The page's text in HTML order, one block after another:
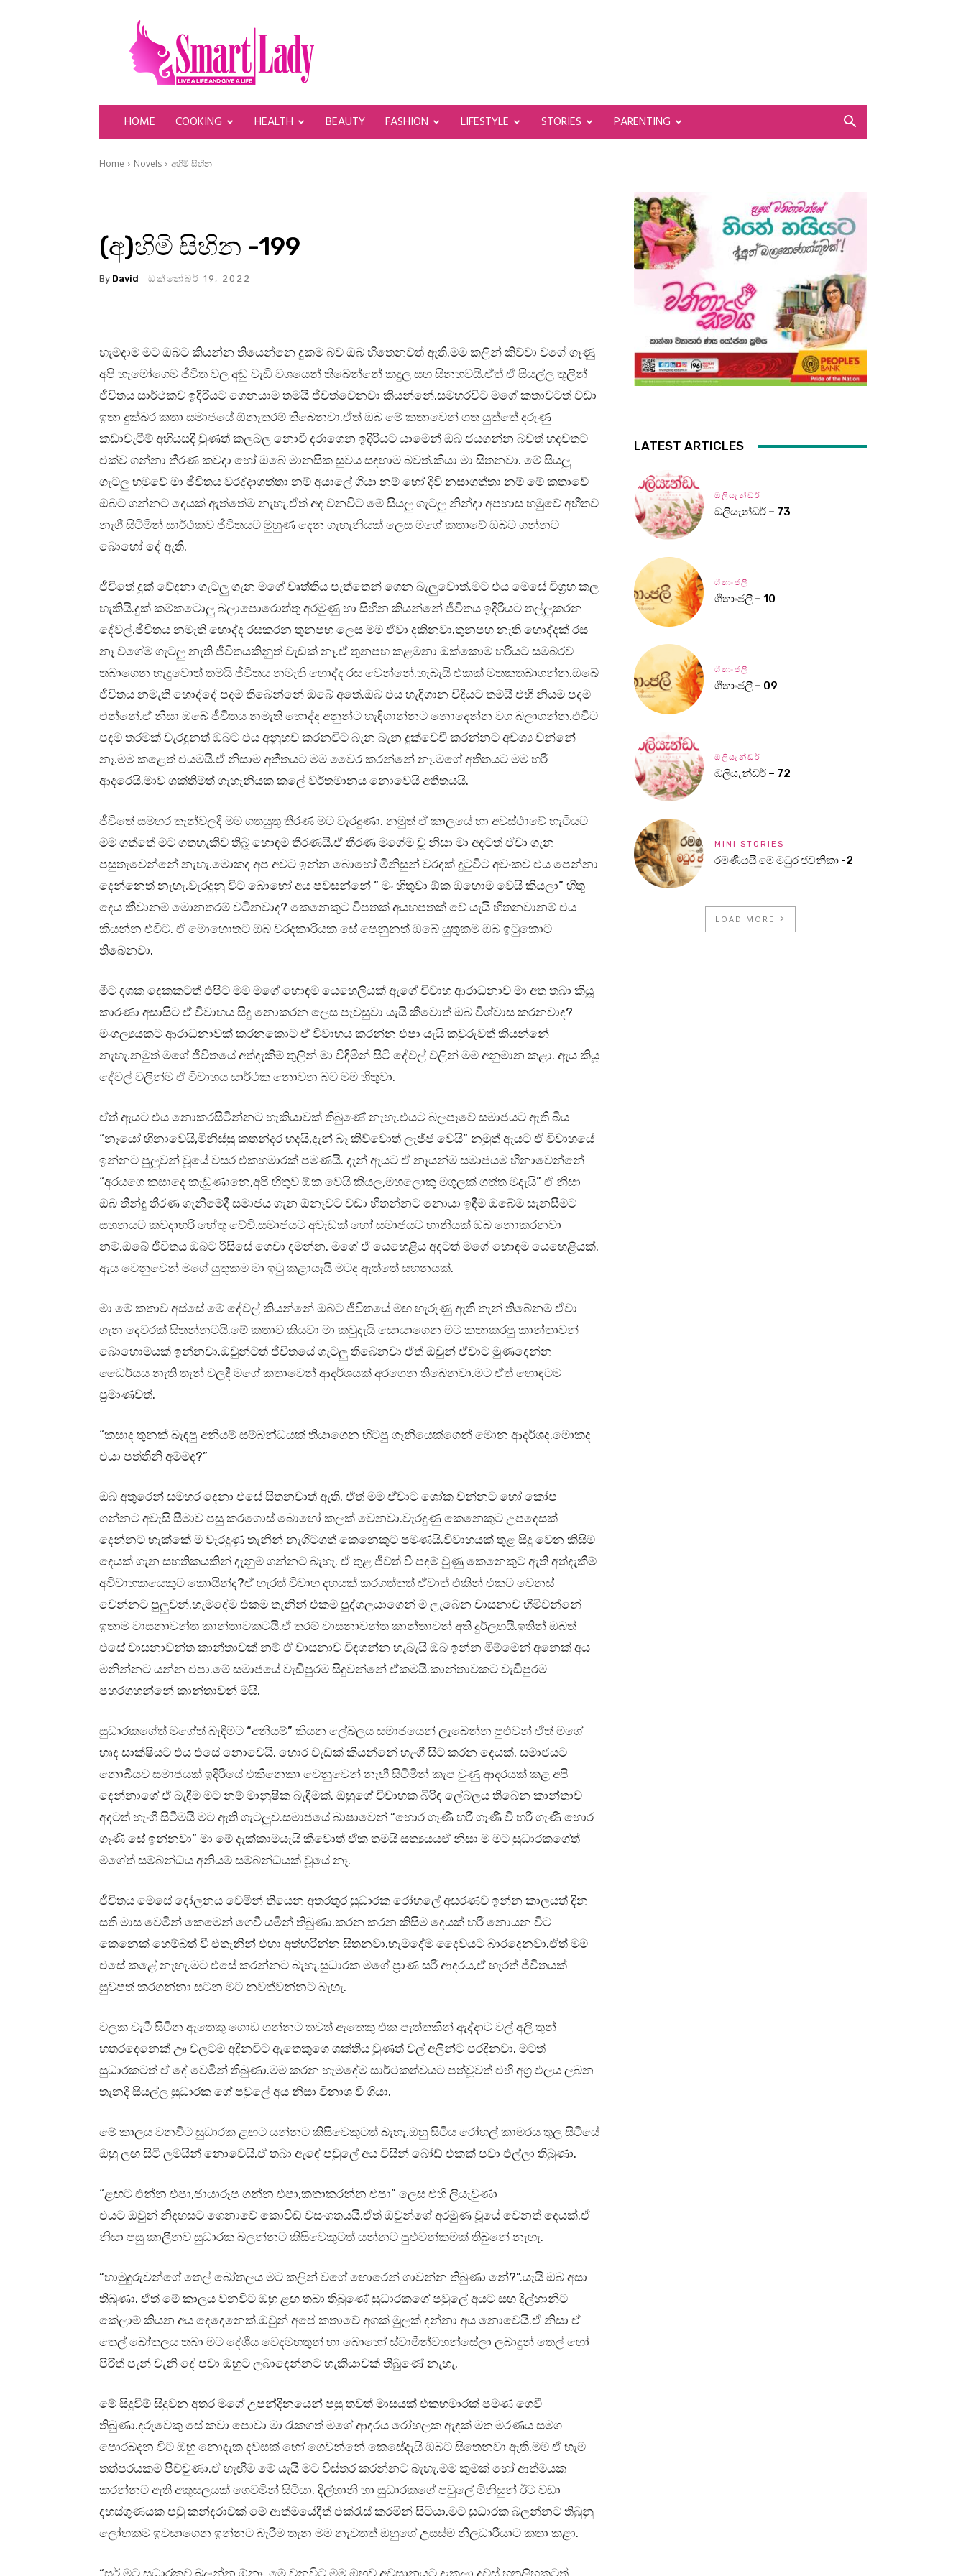
SmartLady
HOME COOKING HEALTH BEAUTY FASHION LIFESTYLE STORIES PARENTING
Home Novels අහිමි සිහින
(අ)හිමි සිහින -199
By David ඔක්තෝබර් 19, 2022
හැමදාම මට ඔබට කියන්න තියෙන්නෙ දුකම බව ඔබ හිතෙනවත් ඇති.මම කලින් කිව්වා වගේ ගෑණු
අපි හැමෝගෙම ජීවිත වල අඩු වැඩි වශයෙන් තිබෙන්නේ කඳුල සහ සිනහවයි.ඒත් ඒ සියල්ල තුලින්
ජීවිතය සාර්ථකව ඉදිරියට ගෙනයාම තමයි ජීවත්වෙනවා කියන්නේ.සමහරවිට මගේ කතාවටත් වඩා
ඉතා දුක්බර කතා සමාජයේ ඕනෑතරම් තිබෙනවා.ඒත් ඔබ මේ කතාවෙන් ගත යුත්තේ දරුණු
කඩාවැටීම් අභියසදී වුණත් කලබල නොවී දරාගෙන ඉදිරියට යාමෙන් ඔබ ජයගන්න බවත් හදවතට
එක්ව ගන්නා තීරණ කවදා හෝ ඔබේ මානසික සුවය සඳහාම බවත්.කියා මා සිතනවා. මේ සියලු
ගැටලු හමුවේ මා ජීවිතය වරද්දාගත්තා නම් අයාලේ ගියා නම් හෝ දිවි නසාගත්තා නම් මේ කතාවේ
ඔබට ගන්නට දෙයක් ඇත්තේම නැහැ.ඒත් අද වනවිට මේ සියලු ගැටලු නින්දා අපහාස හමුවේ අභීතව
නැගී සිටිමින් සාර්ථකව ජීවිතයට මුහුණ දෙන ගැහැනියක් ලෙස මගේ කතාවේ ඔබට ගන්නට
බොහෝ දේ ඇති.
ජීවිතේ දුක් වේදනා ගැටලු ගැන මගේ වෘත්තිය පැත්තෙන් ගෙන බැලුවොත්.මට එය මෙසේ විග්‍රහ කල
හැකියි.දුක් කම්කටොලු බලාපොරොත්තු අරමුණු හා සිහින කියන්නේ ජීවිතය ඉදිරියට තල්ලුකරන
දේවල්.ජීවිතය නමැති හොද්ද රසකරන තුනපහ ලෙස මම ඒවා දකිනවා.තුනපහ නැති හොද්දක් රස
නෑ වගේම ගැටලු නැති ජීවිතයකිනුත් වැඩක් නෑ.ඒ තුනපහ කළමනා ඔක්කොම හරියට සමබරව
තබාගෙන හැදුවොත් තමයි ජීවිතය නමැති හොද්ද රස වෙන්නේ.හැබැයි එකක් මතකතබාගන්න.ඔබේ
ජීවිතය නමැති හොද්දේ පදම තිබෙන්නේ ඔබේ අතේ.ඔබ එය හැඳිගාන විදියට තමයි එහි නියම පදම
එන්නේ.ඒ නිසා ඔබේ ජීවිතය නමැති හොද්ද අනුන්ට හැඳිගාන්නට නොදෙන්න වග බලාගන්න.එවිට
පදම තරමක් වැරදුනත් ඔබට එය අනුභව කරනවිට බැන බැන දුක්වෙවී කරන්නට අවශ්‍ය වන්නේ
නෑ.මම කළෙත් එයමයි.ඒ නිසාම අතීතයට මම වෛර කරන්නේ නෑ.මගේ අතීතයට මම හරි
ආදරෙයි.මාව ශක්තිමත් ගැහැනියක කලේ වර්තමානය නොවෙයි අතීතයයි.
ජීවිතේ සමහර තැන්වලදී මම ගතයුතු තීරණ මට වැරදුණා. නමුත් ඒ කාලයේ හා අවස්ථාවේ හැටියට
මම ගත්තේ මට ගතහැකිව තිබූ හොඳම තීරණයි.ඒ තීරණ මගේම වූ නිසා මා අදටත් ඒවා ගැන
පසුතැවෙන්නේ නැහැ.මොකද අප අවට ඉන්න බොහෝ මිනිසුන් වරදක් දුටුවිට අවංකව එය පෙන්නා
දෙන්නෙත් නැහැ.වැරදුනු විට බොහෝ අය පවසන්නේ ” මං හිතුවා ඕක ඔහොම වෙයි කියලා” හිතූ
දෙය කීවානම් මොනතරම් වටිනවාද? කෙනෙකුට විපතක් අයහපතක් වේ යැයි හිතනවානම් එය
කියන්න එවිට. ඒ මොහොතට ඔබ වරදකාරියක සේ පෙනුනත් ඔබේ යුතුකම ඔබ ඉටුකොට
තිබෙනවා.
මීට දශක දෙකකටත් එපිට මම මගේ හොඳම යෙහෙලියක් ඇගේ විවාහ ආරාධනාව මා අත තබා කියූ
කාරණා අසාසිට ඒ විවාහය සිදු නොකරන ලෙස පැවසුවා යැයි කීවොත් ඔබ විශ්වාස කරනවාද?
මංගල්‍යයකට ආරාධනාවක් කරනකොට ඒ විවාහය කරන්න එපා යැයි කවුරුවත් කියන්නේ
නැහැ.නමුත් මගේ ජීවිතයේ අත්දැකීම් තුලින් මා විඳිමින් සිටි දේවල් වලින් මම අනුමාන කළා. ඇය කියූ
දේවල් වලින්ම ඒ විවාහය සාර්ථක නොවන බව මම හිතුවා.
ඒත් ඇයට එය නොකරසිටින්නට හැකියාවක් තිබුණේ නැහැ.එයට බලපෑවේ සමාජයට ඇති බිය
“නෑයෝ හිනාවෙයි,මිනිස්සු කතන්දර හදයි,දැන් බෑ කිව්වොත් ලැජ්ජ වෙයි” නමුත් ඇයට ඒ විවාහයේ
ඉන්නට පුලුවන් වූයේ වසර එකහමාරක් පමණයි. දැන් ඇයට ඒ නෑයන්ම සමාජයම හිනාවෙන්නේ
“අරයගෙ කසාදෙ කැඩුණානෙ,අපි හිතුව ඕක වෙයි කියල,මහලොකු මගුලක් ගත්ත මදැයි” ඒ නිසා
ඔබ තීන්දු තීරණ ගැනීමේදී සමාජය ගැන ඕනෑවට වඩා හිතන්නට නොයා ඉඳීම ඔබේම සැනසීමට
සහනයට කවදාහරි හේතු වේවි.සමාජයට අවැඩක් හෝ සමාජයට හානියක් ඔබ නොකරනවා
නම්.ඔබේ ජීවිතය ඔබට රිසිසේ ගෙවා දමන්න. මගේ ඒ යෙහෙළිය අදටත් මගේ හොඳම යෙහෙළියක්.
ඇය වෙනුවෙන් මගේ යුතුකම මා ඉටු කළායැයි මටද ඇත්තේ සහනයක්.
මා මේ කතාව අස්සේ මේ දේවල් කියන්නේ ඔබට ජීවිතයේ මඟ හැරුණු ඇති තැන් තිබේනම් ඒවා
ගැන දෙවරක් සිතන්නටයි.මේ කතාව කියවා මා කවුදැයි සොයාගෙන මට කතාකරපු කාන්තාවන්
බොහොමයක් ඉන්නවා.ඔවුන්ටත් ජීවිතයේ ගැටලු තිබෙනවා ඒත් ඔවුන් ඒවාට මුණදෙන්න
ධෛර්යය නැති තැන් වලදී මගේ කතාවෙන් ආදර්ශයක් අරගෙන තිබෙනවා.මට ඒත් හොඳටම
ප්‍රමාණවත්.
“කසාද තුනක් බැඳපු අනියම් සම්බන්ධයක් තියාගෙන හිටපු ගෑනියෙක්ගෙන් මොන ආදර්ශද.මොකද
එයා පත්තිනි අම්මද?”
ඔබ අතුරෙන් සමහර දෙනා එසේ සිතනවාත් ඇති. ඒත් මම ඒවාට ශෝක වන්නට හෝ කෝප
ගන්නට අවැසි සීමාව පසු කරගොස් බොහෝ කලක් වෙනවා.වැරදුණු කෙනෙකුට උපදෙසක්
දෙන්නට හැක්කේ ම වැරදුණු තැනින් නැගිටගත් කෙනෙකුට පමණයි.විවාහයක් තුළ සිදු වෙන කිසිම
දෙයක් ගැන සහතිකයකින් දැනුම ගන්නට බැහැ. ඒ තුළ ජීවත් වී පදම් වුණු කෙනෙකුට ඇති අත්දැකීම්
අවිවාහකයෙකුට කොයින්ද?ඒ හැරත් විවාහ දහයක් කරගත්තත් ඒවාත් එකින් එකට වෙනස්
වෙන්නට පුලුවන්.හැමදේම එකම තැනින් එකම පුද්ගලයාගෙන් ම ලැබෙන වාසනාව හිමිවන්නේ
ඉතාම වාසනාවන්ත කාන්තාවකටයි.ඒ තරම් වාසනාවන්ත කාන්තාවන් අති දුර්ලභයි.ඉතින් ඔබත්
එසේ වාසනාවන්ත කාන්තාවක් නම් ඒ වාසනාව විඳගන්න හැබැයි ඔබ ඉන්න මිම්මෙන් අනෙක් අය
මනින්නට යන්න එපා.මේ සමාජයේ වැඩිපුරම සිදුවන්නේ ඒකමයි.කාන්තාවකට වැඩිපුරම
පහරගහන්නේ කාන්තාවන් මයි.
සුධාරකගේත් මගේත් බැඳීමට “අනියම්” කියන ලේබලය සමාජයෙන් ලැබෙන්න පුළුවන් ඒත් මගේ
හෘද සාක්ෂියට එය එසේ නොවෙයි. හොර වැඩක් කියන්නේ හැංගී සිට කරන දෙයක්. සමාජයට
නොබියව සමාජයක් ඉදිරියේ එකිනෙකා වෙනුවෙන් නැඟී සිටිමින් කැප වුණු ආදරයක් කළ අපි
දෙන්නාගේ ඒ බැඳීම මට නම් මානුෂික බැඳීමක්. ඔහුගේ විවාහක බිරිඳ ලේබලය තිබෙන කාන්තාව
අදටත් හැංගී සිටීමයි මට ඇති ගැටලුව.සමාජයේ බාෂාවෙන් “හොර ගෑණි හරි ගෑණි වී හරි ගැණි හොර
ගෑණි සේ ඉන්නවා” මා මේ දැක්කාමයැයි කීවොත් ඒක තමයි සත්‍යයයඒ නිසා ම මට සුධාරකගේත්
මගේත් සම්බන්ධය අනියම් සම්බන්ධයක් වූයේ නෑ.
ජීවිතය මෙසේ දෝලනය වෙමින් තියෙන අතරතුර සුධාරක රෝහලේ අසරණව ඉන්න කාලයත් දින
සති මාස වෙමින් කෙමෙන් ගෙවී යමින් තිබුණා.කරන කරන කිසිම දෙයක් හරි නොයන විට
කෙනෙක් හෙම්බත් වී එතැනින් එහා අත්හරින්න සිතනවා.හැමදේම දෛවයට බාරදෙනවා.ඒත් මම
එසේ කළේ නැහැ.මට එසේ කරන්නට බැහැ.සුධාරක මගේ ප්‍රාණ සරි ආදරය,ඒ හැරත් ජීවිතයක්
සුවපත් කරගන්නා සටන මට නවත්වන්නට බැහැ.
වලක වැටී සිටින ඇතෙකු ගොඩ ගන්නට තවත් ඇතෙකු එක පැත්තකින් ඇද්දාට වල් අලි තුන්
හතරදෙනෙක් ඌ වලටම අදිනවිට ඇතෙකුගෙ ශක්තිය වුණත් වල් අලින්ට පරදිනවා. මටත්
සුධාරකටත් ඒ දේ වෙමින් තිබුණා.මම කරන හැමදේම සාර්ථකත්වයට පත්වූවත් එහි අග්‍ර ඵලය ලබන
තැනදී සියල්ල සුධාරක ගේ පවුලේ අය නිසා විනාශ වී ගියා.
මේ කාලය වනවිට සුධාරක ළඟට යන්නට කිසිවෙකුටත් බැහැ.ඔහු සිටිය රෝහල් කාමරය තුල සිටියේ
ඔහු ලඟ සිටි ලමයින් නොවෙයි.ඒ තබා ඇඳේ පවුලේ අය විසින් බෝඩ් එකක් පවා එල්ලා තිබුණා.
“ළඟට එන්න එපා,ජායාරූප ගන්න එපා,කතාකරන්න එපා” ලෙස එහි ලියැවුණා
එයට ඔවුන් නිදහසට ගෙනාවේ කොවිඩ් වසංගතයයි.ඒත් ඔවුන්ගේ අරමුණ වූයේ වෙනත් දෙයක්.ඒ
නිසා පසු කාලීනව සුධාරක බලන්නට කිසිවෙකුටත් යන්නට පුළුවන්කමක් තිබුනේ නැහැ.
“හාමුදුරුවන්ගේ තෙල් බෝතලය මට කලින් වගේ හොරෙන් ගාවන්න තිබුණා නේ?”.යැයි ඔබ අසා
තිබුණා. ඒත් මේ කාලය වනවිට ඔහු ළඟ තබා තිබුණේ සුධාරකගේ පවුලේ අයට සහ දිල්හානිට
කේලාම් කියන අය දෙදෙනෙක්.ඔවුන් අපේ කතාවේ අගක් මුලක් දන්නා අය නොවෙයි.ඒ නිසා ඒ
තෙල් බෝතලය තබා මට දේශීය වෙදමහතුන් හා බොහෝ ස්වාමීන්වහන්සේලා ලබාදුන් තෙල් හෝ
පිරිත් පැන් වැනි දේ පවා ඔහුට ලබාදෙන්නට හැකියාවක් තිබුණේ නැහැ.
මේ සිදුවීම් සිදුවන අතර මගේ උපන්දිනයෙන් පසු තවත් මාසයක් එකහමාරක් පමණ ගෙවී
තිබුණා.දරුවෙකු සේ කවා පොවා මා රැකගත් මගේ ආදරය රෝහලක ඇඳක් මත මරණය සමග
පොරබදන විට ඔහු නොදැක දවසක් හෝ ගෙවන්නේ කෙසේදැයි ඔබට සිතෙනවා ඇති.මම ඒ හැම
තත්පරයකම පිච්චුණා.ඒ හැඟීම මේ යැයි මට විස්තර කරන්නට බැහැ.මම කුමක් හෝ ආත්මයක
කරන්නට ඇති අකුසලයක් ගෙවමින් සිටියා. දිල්හානි හා සුධාරකගේ පවුලේ මිනිසුන් ඊට වඩා
දහස්ගුණයක පවු කන්දරාවක් මේ ආත්මයේදීත් එක්රැස් කරමින් සිටියා.මට සුධාරක බලන්නට තිබුනු
ලෝභකම ඉවසාගෙන ඉන්නට බැරිම තැන මම නැවතත් ඔහුගේ උසස්ම නිලධාරියාට කතා කළා.
LATEST ARTICLES
ඔලියැන්ඩර්
ඔලියැන්ඩර් – 73
ගීතාංජලී
ගීතාංජලී – 10
ගීතාංජලී
ගීතාංජලී – 09
ඔලියැන්ඩර්
ඔලියැන්ඩර් – 72
MINI STORIES
රමණීයයි මේ මධුර ජවනිකා -2
LOAD MORE